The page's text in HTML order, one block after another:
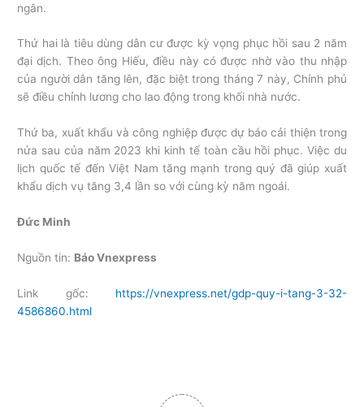
ngân.
Thứ hai là tiêu dùng dân cư được kỳ vọng phục hồi sau 2 năm
đại dịch. Theo ông Hiếu, điều này có được nhờ vào thu nhập
của người dân tăng lên, đặc biệt trong tháng 7 này, Chính phủ
sẽ điều chỉnh lương cho lao động trong khối nhà nước.
Thứ ba, xuất khẩu và công nghiệp được dự báo cải thiện trong
nửa sau của năm 2023 khi kinh tế toàn cầu hồi phục. Việc du
lịch quốc tế đến Việt Nam tăng mạnh trong quý đã giúp xuất
khẩu dịch vụ tăng 3,4 lần so với cùng kỳ năm ngoái.
Đức Minh
Nguồn tin: Báo Vnexpress
Link gốc: https://vnexpress.net/gdp-quy-i-tang-3-32-
4586860.html